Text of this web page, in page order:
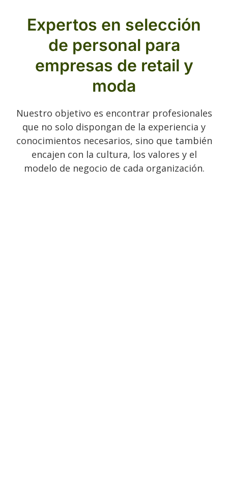
Expertos en selección
de personal para
empresas de retail y
moda
Nuestro objetivo es encontrar profesionales
que no solo dispongan de la experiencia y
conocimientos necesarios, sino que también
encajen con la cultura, los valores y el
modelo de negocio de cada organización.